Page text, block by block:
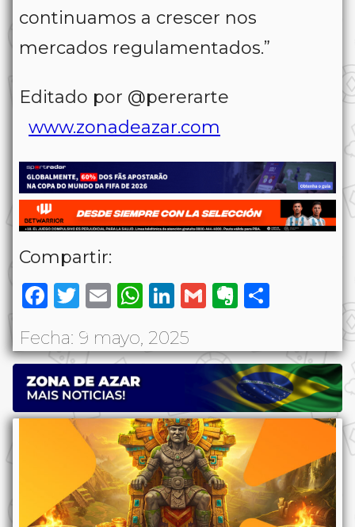
continuamos a crescer nos
mercados regulamentados.”
Editado por @pererarte
www.zonadeazar.com
Compartir:
Facebook
Twitter
EmailWhatsApp
LinkedIn
GmailEvernote
Fecha: 9 mayo, 2025